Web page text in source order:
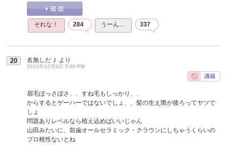
それな！ 284 うーん… 337
20 名無しだＪ より
2015年12月9日 3:08 PM
眉毛ぼっさぼさ、、すね毛もしっかり、、
からするとゲーハーではないでしょ、、髪の生え際が後ろってヤツで
しょ
問題ありレベルなら植え込めばいいじゃん
山田みたいに、前歯オールセラミック・クラウンにしちゃうくらいの
プロ根性ないとね